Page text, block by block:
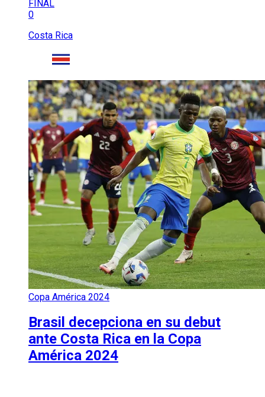
FINAL
0
Costa Rica
Copa América 2024
Brasil decepciona en su debut
ante Costa Rica en la Copa
América 2024